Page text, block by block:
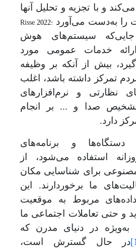
میکند و با تجزیه و تحلیل آنها
را به‌دست می آورد Risse, 2022:
که سیستمهای هوش
خدمات عمومی مورد
گیرد، بیش از آنکه بر وظیفه
تمرکز داشته باشد، اغلب
نظارتی و نرم افزارهای
صدا و ... بر انجام
دارد.
دستگاه‌ها و برنامه‌های
استفاده می‌شود، از
برای شناسایی مکان
ما برخوردارند. این
داده‌های مربوط به موقعیت
و حتی تعاملات اجتماعی ما
به‌ویژه در دنیای مدرن که
در حال گسترش است،